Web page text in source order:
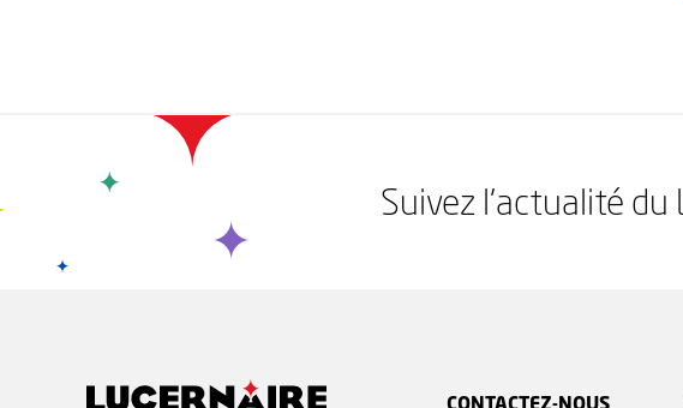
Suivez l'actualité du